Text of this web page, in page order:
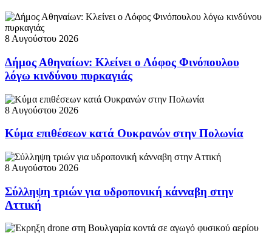
8 Αυγούστου 2026
Δήμος Αθηναίων: Κλείνει ο Λόφος Φινόπουλου
λόγω κινδύνου πυρκαγιάς
8 Αυγούστου 2026
Κύμα επιθέσεων κατά Ουκρανών στην Πολωνία
8 Αυγούστου 2026
Σύλληψη τριών για υδροπονική κάνναβη στην
Αττική